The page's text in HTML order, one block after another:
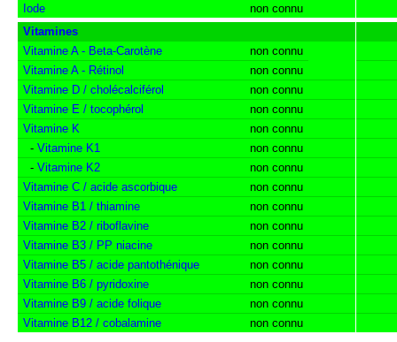
Iode
non connu
Vitamines
Vitamine A - Beta-Carotène
non connu
Vitamine A - Rétinol
non connu
Vitamine D / cholécalciférol
non connu
Vitamine E / tocophérol
non connu
Vitamine K
non connu
- Vitamine K1
non connu
- Vitamine K2
non connu
Vitamine C / acide ascorbique
non connu
Vitamine B1 / thiamine
non connu
Vitamine B2 / riboflavine
non connu
Vitamine B3 / PP niacine
non connu
Vitamine B5 / acide pantothénique
non connu
Vitamine B6 / pyridoxine
non connu
Vitamine B9 / acide folique
non connu
Vitamine B12 / cobalamine
non connu